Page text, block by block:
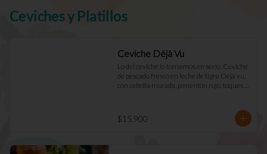
Ceviches y Platillos
Ceviche Déjà Vu
Lo del ceviche lo tomamos en serio. Ceviche
de pescado fresco en leche de tigre Déjà vu,
con cebolla morada, pimentón rojo, toques
$15.900